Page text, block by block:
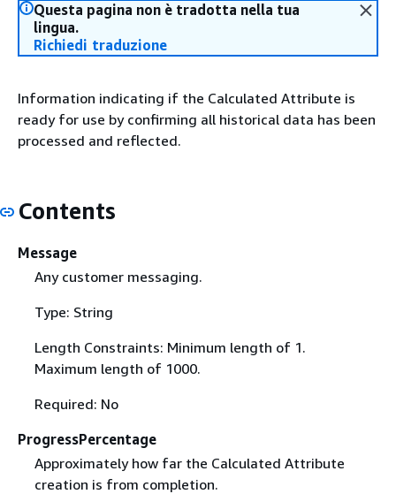
Questa pagina non è tradotta nella tua
lingua.
Richiedi traduzione
Information indicating if the Calculated Attribute is
ready for use by confirming all historical data has been
processed and reflected.
Contents
Message
Any customer messaging.
Type: String
Length Constraints: Minimum length of 1.
Maximum length of 1000.
Required: No
ProgressPercentage
Approximately how far the Calculated Attribute
creation is from completion.